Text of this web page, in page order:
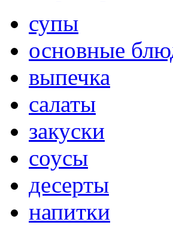
супы
основные
выпечка
салаты
закуски
соусы
десерты
напитки